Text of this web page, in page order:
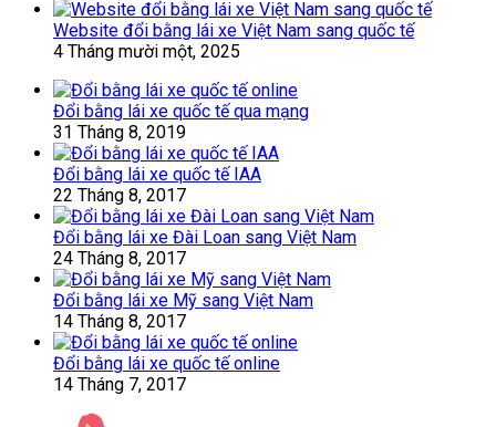
Website đổi bằng lái xe Việt Nam sang quốc tế
4 Tháng mười một, 2025
Đổi bằng lái xe quốc tế qua mạng
31 Tháng 8, 2019
Đổi bằng lái xe quốc tế IAA
22 Tháng 8, 2017
Đổi bằng lái xe Đài Loan sang Việt Nam
24 Tháng 8, 2017
Đổi bằng lái xe Mỹ sang Việt Nam
14 Tháng 8, 2017
Đổi bằng lái xe quốc tế online
14 Tháng 7, 2017